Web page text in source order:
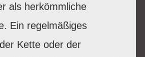
als herkömmliche
Ein regelmäßiges
Kette oder der